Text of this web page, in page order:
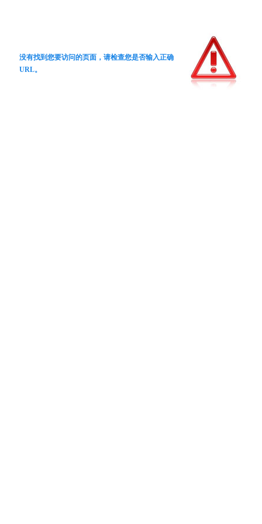
没有找到您要访问的页面，请检查您是否输入正确
URL。